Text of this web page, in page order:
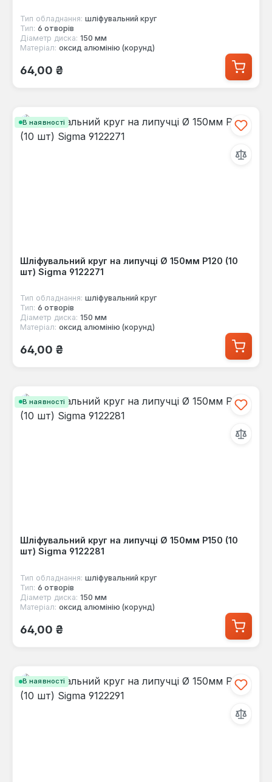
Тип обладнання: шліфувальний круг
Тип: 6 отворів
Діаметр диска: 150 мм
Матеріал: оксид алюмінію (корунд)
Звичайна ціна:
64,00 ₴
В наявності
Шліфувальний круг на липучці Ø 150мм P120 (10
шт) Sigma 9122271
Тип обладнання: шліфувальний круг
Тип: 6 отворів
Діаметр диска: 150 мм
Матеріал: оксид алюмінію (корунд)
Звичайна ціна:
64,00 ₴
В наявності
Шліфувальний круг на липучці Ø 150мм P150 (10
шт) Sigma 9122281
Тип обладнання: шліфувальний круг
Тип: 6 отворів
Діаметр диска: 150 мм
Матеріал: оксид алюмінію (корунд)
Звичайна ціна:
64,00 ₴
В наявності